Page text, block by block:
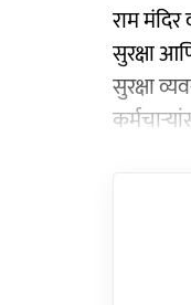
राम
सुरक्षा
सुरक्षा